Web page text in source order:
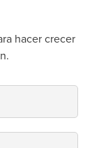
hacer crecer